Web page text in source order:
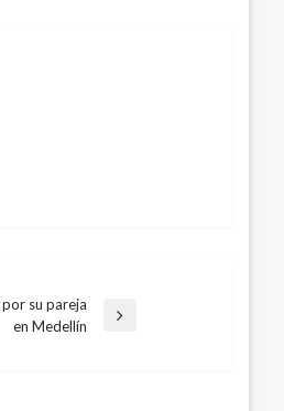
su pareja
en Medellín